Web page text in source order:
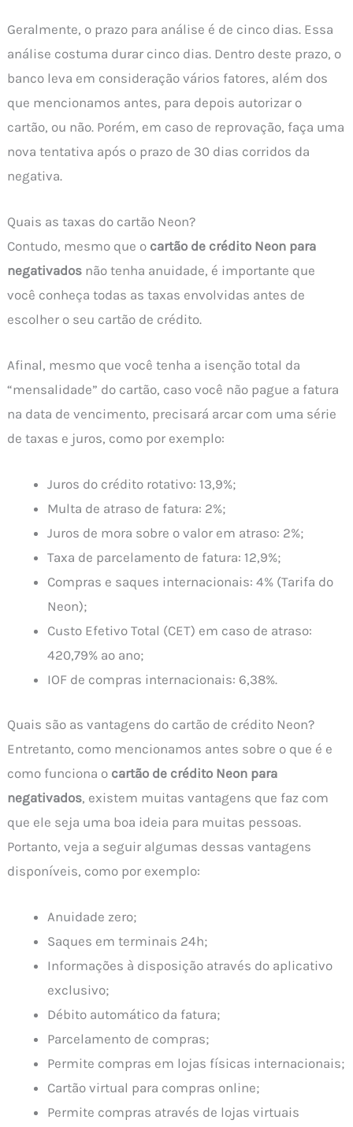
Geralmente, o prazo para análise é de cinco dias. Essa
análise costuma durar cinco dias. Dentro deste prazo, o
banco leva em consideração vários fatores, além dos
que mencionamos antes, para depois autorizar o
cartão, ou não. Porém, em caso de reprovação, faça uma
nova tentativa após o prazo de 30 dias corridos da
negativa.
Quais as taxas do cartão Neon?
Contudo, mesmo que o cartão de crédito Neon para
negativados não tenha anuidade, é importante que
você conheça todas as taxas envolvidas antes de
escolher o seu cartão de crédito.
Afinal, mesmo que você tenha a isenção total da
“mensalidade” do cartão, caso você não pague a fatura
na data de vencimento, precisará arcar com uma série
de taxas e juros, como por exemplo:
Juros do crédito rotativo: 13,9%;
Multa de atraso de fatura: 2%;
Juros de mora sobre o valor em atraso: 2%;
Taxa de parcelamento de fatura: 12,9%;
Compras e saques internacionais: 4% (Tarifa do
Neon);
Custo Efetivo Total (CET) em caso de atraso:
420,79% ao ano;
IOF de compras internacionais: 6,38%.
Quais são as vantagens do cartão de crédito Neon?
Entretanto, como mencionamos antes sobre o que é e
como funciona o cartão de crédito Neon para
negativados, existem muitas vantagens que faz com
que ele seja uma boa ideia para muitas pessoas.
Portanto, veja a seguir algumas dessas vantagens
disponíveis, como por exemplo:
Anuidade zero;
Saques em terminais 24h;
Informações à disposição através do aplicativo
exclusivo;
Débito automático da fatura;
Parcelamento de compras;
Permite compras em lojas físicas internacionais;
Cartão virtual para compras online;
Permite compras através de lojas virtuais